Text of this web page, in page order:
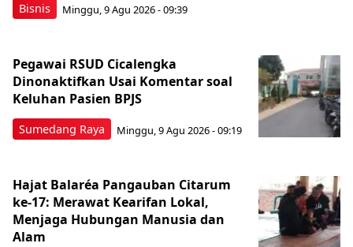
Bisnis Minggu, 9 Agu 2026 - 09:39
Sumedang Raya
Pegawai RSUD Cicalengka
Dinonaktifkan Usai Komentar soal
Keluhan Pasien BPJS
Minggu, 9 Agu 2026 - 09:19
Hajat Balaréa Pangauban Citarum
ke-17: Merawat Kearifan Lokal,
Menjaga Hubungan Manusia dan
Alam